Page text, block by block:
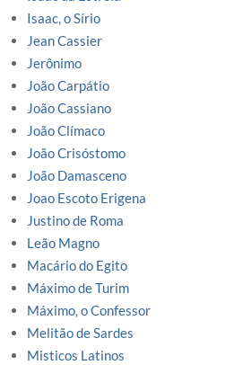
Isaac, o Sírio
Jean Cassier
Jerônimo
João Carpátio
João Cassiano
João Clímaco
João Crisóstomo
João Damasceno
Joao Escoto Erigena
Justino de Roma
Leão Magno
Macário do Egito
Máximo de Turim
Máximo, o Confessor
Melitão de Sardes
Misticos Latinos